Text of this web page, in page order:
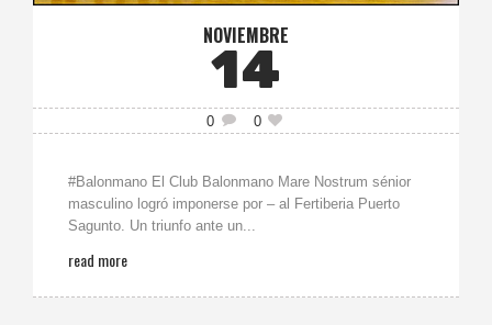
NOVIEMBRE
14
0 0
#Balonmano El Club Balonmano Mare Nostrum sénior
masculino logró imponerse por – al Fertiberia Puerto
Sagunto. Un triunfo ante un...
read more